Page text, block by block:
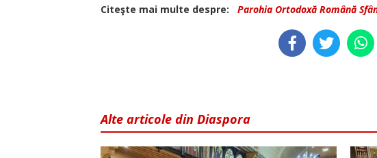
Citeşte mai multe despre: Parohia Ortodoxă Română
Alte articole din Diaspora